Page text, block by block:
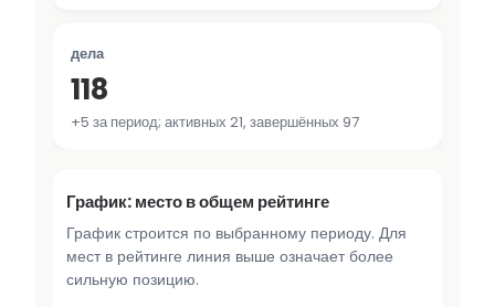
дела
118
+5 за период; активных 21, завершённых 97
График: место в общем рейтинге
График строится по выбранному периоду. Для
мест в рейтинге линия выше означает более
сильную позицию.